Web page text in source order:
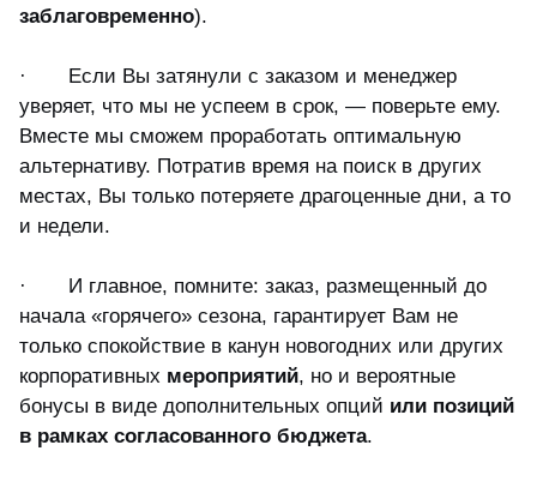
заблаговременно).
· Если Вы затянули с заказом и менеджер
уверяет, что мы не успеем в срок, — поверьте ему.
Вместе мы сможем проработать оптимальную
альтернативу. Потратив время на поиск в других
местах, Вы только потеряете драгоценные дни, а то
и недели.
· И главное, помните: заказ, размещенный до
начала «горячего» сезона, гарантирует Вам не
только спокойствие в канун новогодних или других
корпоративных мероприятий, но и вероятные
бонусы в виде дополнительных опций или позиций
в рамках согласованного бюджета.